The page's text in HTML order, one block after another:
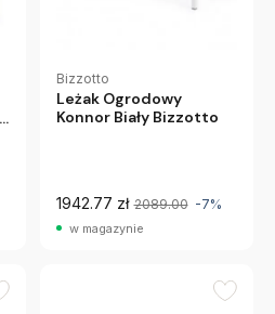
Bizzotto
Leżak Ogrodowy
Konnor Biały Bizzotto
1942.77 zł 2089.00 -7%
w magazynie